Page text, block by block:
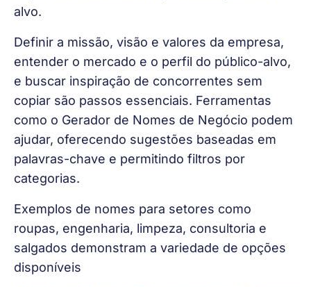
alvo.
Definir a missão, visão e valores da empresa,
entender o mercado e o perfil do público-alvo,
e buscar inspiração de concorrentes sem
copiar são passos essenciais. Ferramentas
como o Gerador de Nomes de Negócio podem
ajudar, oferecendo sugestões baseadas em
palavras-chave e permitindo filtros por
categorias.
Exemplos de nomes para setores como
roupas, engenharia, limpeza, consultoria e
salgados demonstram a variedade de opções
disponíveis